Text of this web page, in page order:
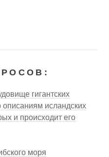
гигантских
описаниям исландских
и происходит его
моря